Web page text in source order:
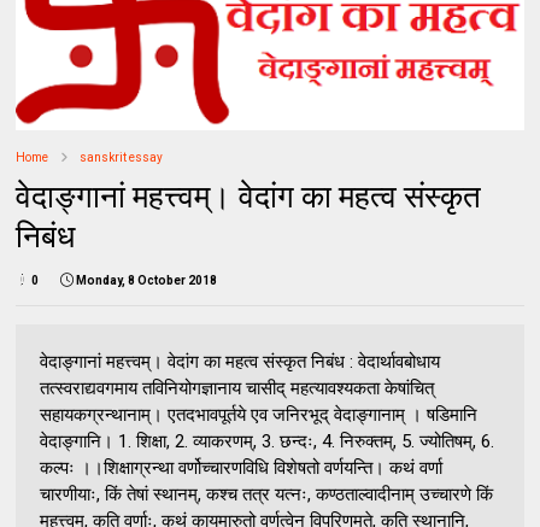
Home sanskrit essay
वेदाङ्गानां महत्त्वम्। वेदांग का महत्व संस्कृत
निबंध
0 Monday, 8 October 2018
वेदाङ्गानां महत्त्वम्। वेदांग का महत्व संस्कृत निबंध : वेदार्थावबोधाय
तत्स्वराद्यवगमाय तविनियोगज्ञानाय चासीद् महत्यावश्यकता केषांचित्
सहायकग्रन्थानाम्। एतदभावपूर्तये एव जनिरभूद् वेदाङ्गानाम् । षडिमानि
वेदाङ्गानि। 1. शिक्षा, 2. व्याकरणम्, 3. छन्दः, 4. निरुक्तम्, 5. ज्योतिषम्, 6.
कल्पः ।।शिक्षाग्रन्था वर्णोच्चारणविधि विशेषतो वर्णयन्ति। कथं वर्णा
चारणीयाः, किं तेषां स्थानम्, कश्च तत्र यत्नः, कण्ठताल्वादीनाम् उच्चारणे किं
महत्त्वम्, कति वर्णाः, कथं कायमारुतो वर्णत्वेन विपरिणमते, कति स्थानानि,